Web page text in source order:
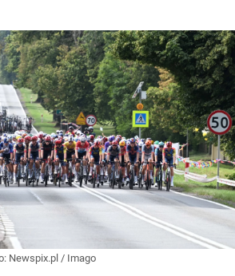
Newspix.pl / Imago